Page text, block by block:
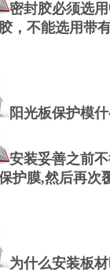
密封胶必须选
， 不能选用带
阳光板保护模
安装妥善之前
护膜,然后再次
为什么安装板